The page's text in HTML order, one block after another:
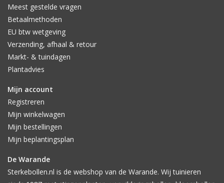
Meest gestelde vragen
Betaalmethoden
EU btw wetgeving
Verzending, afhaal & retour
Markt- & tuindagen
Plantadvies
Mijn account
Registreren
Mijn winkelwagen
Mijn bestellingen
Mijn beplantingsplan
De Warande
Sterkebollen.nl is de webshop van de Warande. Wij tuinieren